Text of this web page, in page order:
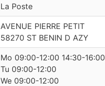
La Poste
AVENUE PIERRE PETIT
58270 ST BENIN D AZY
Mo 09:00-12:00 14:30-16:00
Tu 09:00-12:00
We 09:00-12:00